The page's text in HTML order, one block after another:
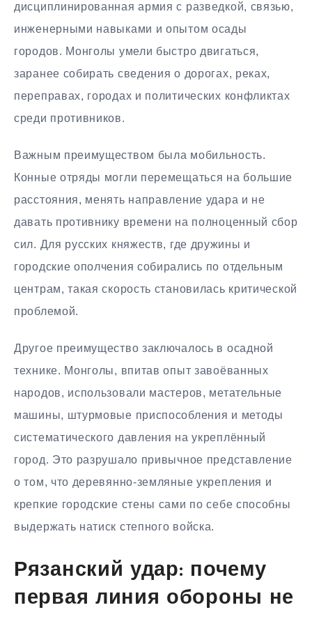
дисциплинированная армия с разведкой, связью,
инженерными навыками и опытом осады
городов. Монголы умели быстро двигаться,
заранее собирать сведения о дорогах, реках,
переправах, городах и политических конфликтах
среди противников.
Важным преимуществом была мобильность.
Конные отряды могли перемещаться на большие
расстояния, менять направление удара и не
давать противнику времени на полноценный сбор
сил. Для русских княжеств, где дружины и
городские ополчения собирались по отдельным
центрам, такая скорость становилась критической
проблемой.
Другое преимущество заключалось в осадной
технике. Монголы, впитав опыт завоёванных
народов, использовали мастеров, метательные
машины, штурмовые приспособления и методы
систематического давления на укреплённый
город. Это разрушало привычное представление
о том, что деревянно-земляные укрепления и
крепкие городские стены сами по себе способны
выдержать натиск степного войска.
Рязанский удар: почему
первая линия обороны не